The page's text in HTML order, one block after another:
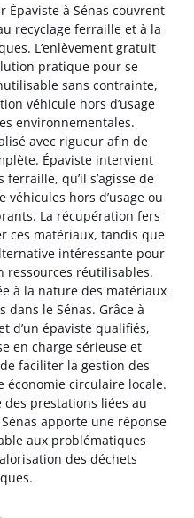
Épaviste à Sénas couvrent
recyclage ferraille et à la
L’enlèvement gratuit
pratique pour se
sans contrainte,
véhicule hors d’usage
environnementales.
avec rigueur afin de
Épaviste intervient
qu’il s’agisse de
hors d’usage ou
La récupération fers
ces matériaux, tandis que
intéressante pour
ressources réutilisables.
à la nature des matériaux
dans le Sénas. Grâce à
d’un épaviste qualifiés,
en charge sérieuse et
faciliter la gestion des
économie circulaire locale.
des prestations liées au
apporte une réponse
aux problématiques
des déchets